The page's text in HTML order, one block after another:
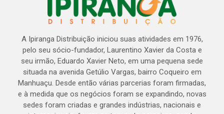
A Ipiranga Distribuição iniciou suas atividades em 1976,
pelo seu sócio-fundador, Laurentino Xavier da Costa e
seu irmão, Eduardo Xavier Neto, em uma pequena sede
situada na avenida Getúlio Vargas, bairro Coqueiro em
Manhuaçu. Desde então várias parcerias foram firmadas,
e à medida que os negócios foram se expandindo, novas
sedes foram criadas e grandes indústrias, nacionais e